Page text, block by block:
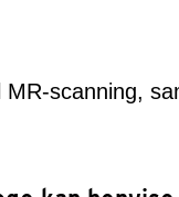
scanning,